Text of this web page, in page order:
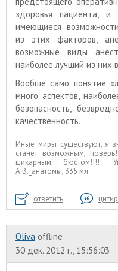
здоровья пациента, и
имеющиеся
из этих факторов,
возможныевиды
наиболее лучший из них
Вообще само понятие
много аспектов,
безопасность,
качественность.
Иные миры существуют, я
станет возможным,
шикарным бюстом!!!!!
А.В._анатомы, 335 мл.
ответить
Oliva offline
30 дек. 2012 г., 15:56:03